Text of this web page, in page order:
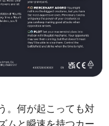
。何が起こっても対